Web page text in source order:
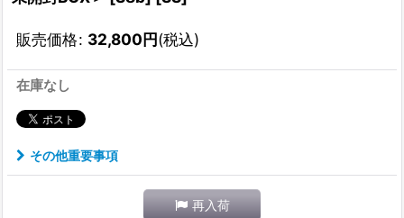
販売価格: 32,800円(税込)
在庫なし
その他重要事項
再入荷